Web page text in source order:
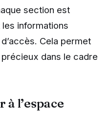
section est
informations
Cela permet
dans le cadre
à l’espace